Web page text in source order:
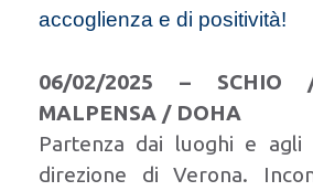
accoglienza e di positività!
06/02/2025 –
MALPENSA / DOHA
Partenza dai luoghi e
direzione di Verona.